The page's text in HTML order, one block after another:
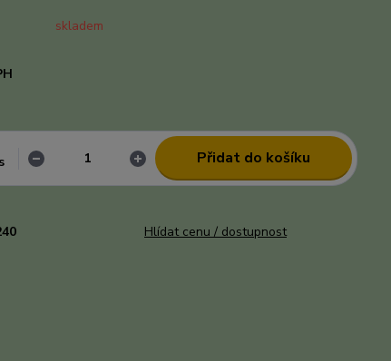
skladem
Přidat do košíku
Hlídat cenu / dostupnost